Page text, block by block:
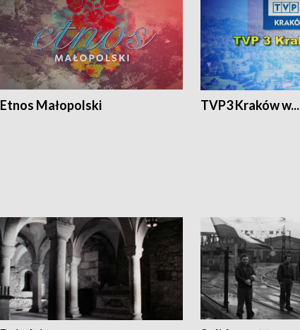
Etnos Małopolski TVP3 Kraków w...